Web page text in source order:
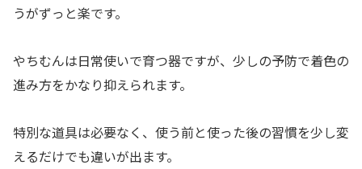
うがずっと楽です。
やちむんは日常使いで育つ器ですが、少しの予防で着色の
進み方をかなり抑えられます。
特別な道具は必要なく、使う前と使った後の習慣を少し変
えるだけでも違いが出ます。